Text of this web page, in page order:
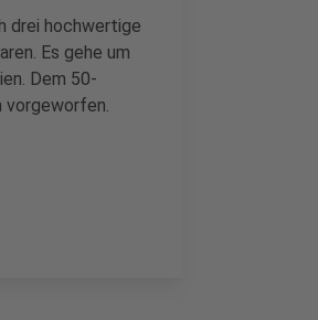
drei hochwertige
Es gehe um
Dem 50-
vorgeworfen.